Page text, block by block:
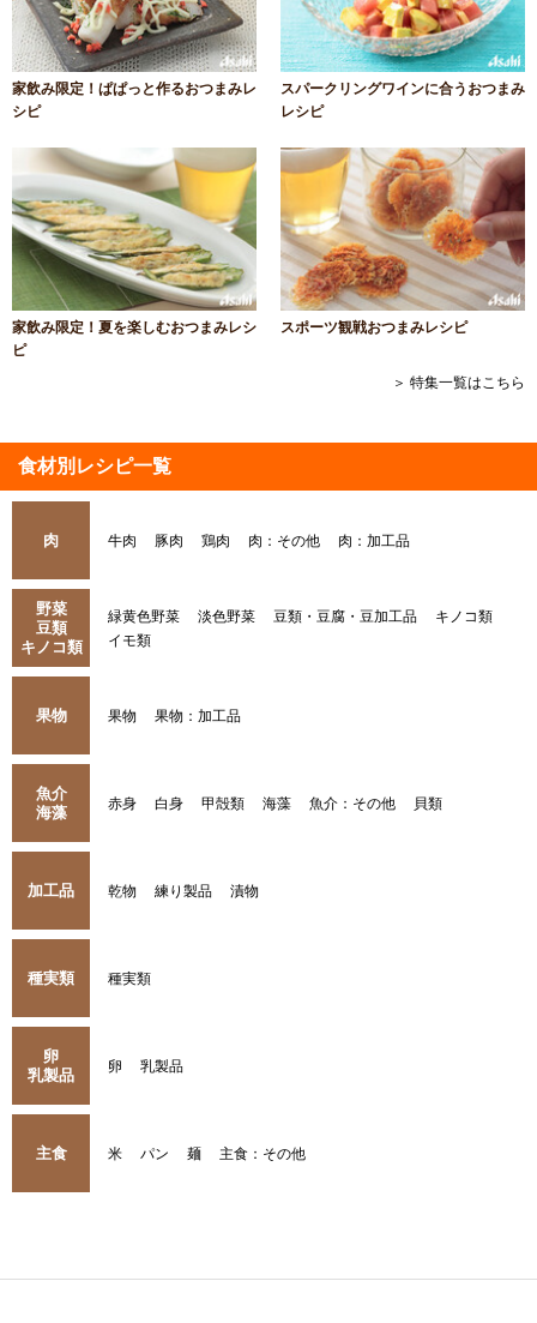
家飲み限定！ぱぱっと作るおつまみレ
シピ
スパークリングワインに合うおつまみ
レシピ
家飲み限定！夏を楽しむおつまみレシ
ピ
スポーツ観戦おつまみレシピ
＞ 特集一覧はこちら
食材別レシピ一覧
肉 牛肉 豚肉 鶏肉 肉：その他 肉：加工品
野菜
豆類
キノコ類
緑黄色野菜 淡色野菜 豆類・豆腐・豆加工品
キノコ類
イモ類
果物 果物 果物：加工品
魚介
海藻
赤身 白身 甲殻類 海藻 魚介：その他 貝類
加工品 乾物 練り製品 漬物
種実類 種実類
卵
乳製品
卵 乳製品
主食 米 パン 麺 主食：その他